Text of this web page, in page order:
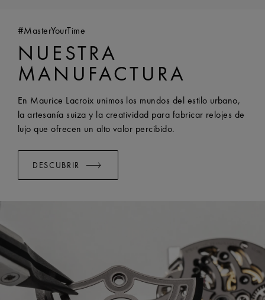
COMPATIBILIDAD:
AI6038 y AI6088
ANCHO:
25 mm
SISTEMA EASY CHANGE DISPONIBLE:
#MasterYourTime
NUESTRA
MANUFACTURA
En Maurice Lacroix unimos los mundos del estilo urbano,
la artesanía suiza y la creatividad para fabricar relojes de
lujo que ofrecen un alto valor percibido.
DESCUBRIR